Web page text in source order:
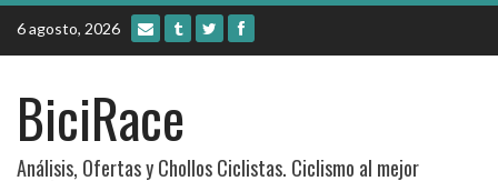
Skip
content
6 agosto, 2026
BiciRace
Análisis, Ofertas y Chollos Ciclistas. Ciclismo al mejor